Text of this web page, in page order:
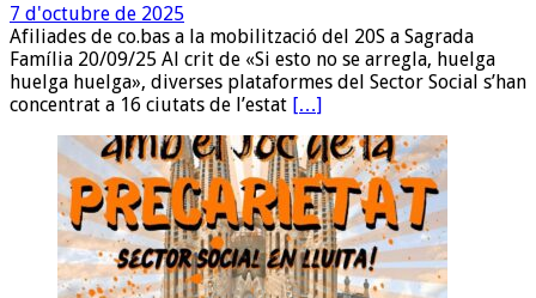
7 d'octubre de 2025
Afiliades de co.bas a la mobilització del 20S a Sagrada
Família 20/09/25 Al crit de «Si esto no se arregla, huelga
huelga huelga», diverses plataformes del Sector Social s’han
concentrat a 16 ciutats de l’estat […]